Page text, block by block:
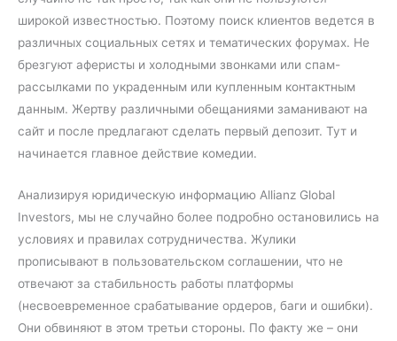
широкой известностью. Поэтому поиск клиентов ведется в
различных социальных сетях и тематических форумах. Не
брезгуют аферисты и холодными звонками или спам-
рассылками по украденным или купленным контактным
данным. Жертву различными обещаниями заманивают на
сайт и после предлагают сделать первый депозит. Тут и
начинается главное действие комедии.
Анализируя юридическую информацию Allianz Global
Investors, мы не случайно более подробно остановились на
условиях и правилах сотрудничества. Жулики
прописывают в пользовательском соглашении, что не
отвечают за стабильность работы платформы
(несвоевременное срабатывание ордеров, баги и ошибки).
Они обвиняют в этом третьи стороны. По факту же – они